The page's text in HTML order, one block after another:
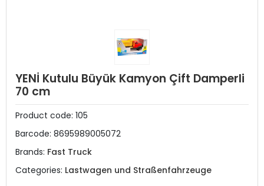
YENİ Kutulu Büyük Kamyon Çift Damperli
70 cm
Product code: 105
Barcode: 8695989005072
Brands: Fast Truck
Categories: Lastwagen und Straßenfahrzeuge